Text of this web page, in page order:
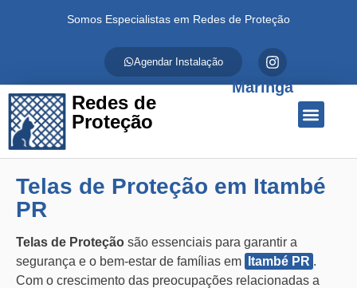
Somos Especialistas em Redes de Proteção
Agendar Instalação
Redes de
Proteção
Maringá
Telas de Proteção em Itambé
PR
Telas de Proteção são essenciais para garantir a
segurança e o bem-estar de famílias em
Itambé PR .
Com o crescimento das preocupações relacionadas a